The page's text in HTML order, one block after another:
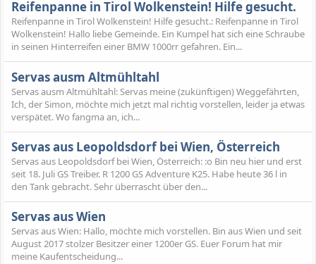
Reifenpanne in Tirol Wolkenstein! Hilfe gesucht.
Reifenpanne in Tirol Wolkenstein! Hilfe gesucht.: Reifenpanne in Tirol
Wolkenstein! Hallo liebe Gemeinde. Ein Kumpel hat sich eine Schraube
in seinen Hinterreifen einer BMW 1000rr gefahren. Ein...
Servas ausm Altmühltahl
Servas ausm Altmühltahl: Servas meine (zukünftigen) Weggefährten,
Ich, der Simon, möchte mich jetzt mal richtig vorstellen, leider ja etwas
verspätet. Wo fangma an, ich...
Servas aus Leopoldsdorf bei Wien, Österreich
Servas aus Leopoldsdorf bei Wien, Österreich: :o Bin neu hier und erst
seit 18. Juli GS Treiber. R 1200 GS Adventure K25. Habe heute 36 l in
den Tank gebracht. Sehr überrascht über den...
Servas aus Wien
Servas aus Wien: Hallo, möchte mich vorstellen. Bin aus Wien und seit
August 2017 stolzer Besitzer einer 1200er GS. Euer Forum hat mir
meine Kaufentscheidung...